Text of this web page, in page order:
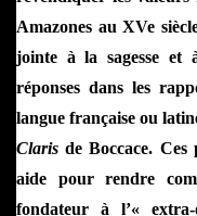
Amazones au XVe
jointe à la sagesse et
réponses dans les
langue française ou
Claris de Boccace. Ces
aide pour rendre
fondateur à l’« extra-